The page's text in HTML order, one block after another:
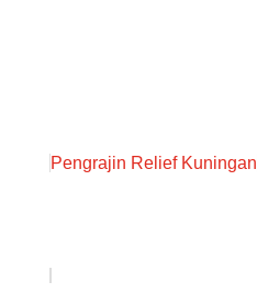
Pengrajin Relief Kuningan